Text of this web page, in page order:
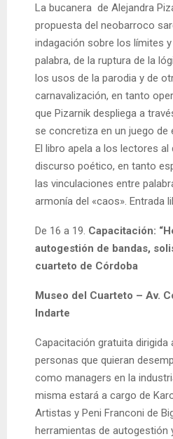
La bucanera de Alejandra
propuesta del neobarroco
indagación sobre los límites
palabra, de la ruptura de la
los usos de la parodia y de
carnavalización, en tanto
que Pizarnik despliega a
se concretiza en un juego de
El libro apela a los lectores
discurso poético, en tanto
las vinculaciones entre
armonía del «caos». Entrada
De 16 a 19. Capacitación:
autogestión de bandas,
cuarteto de Córdoba
Museo del Cuarteto – Av.
Indarte
Capacitación gratuita dirigida
personas que quieran
como managers en la
misma estará a cargo de
Artistas y Peni Franconi de
herramientas de autogestión